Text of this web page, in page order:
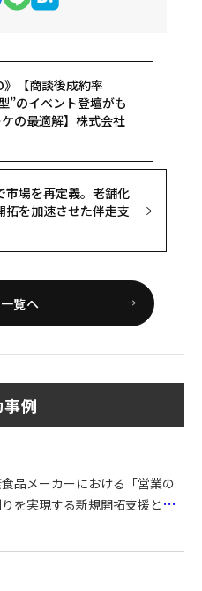
【商談後成約率
”のイベント登壇がも
の最適解】株式会社
市場を再定義。老舗化
拓を加速させた伴走支
覧へ
例
食品メーカーにおける「営業の
を実現する新規開拓支援と